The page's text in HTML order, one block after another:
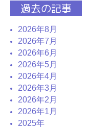
過去の記事
2026年8月
2026年7月
2026年6月
2026年5月
2026年4月
2026年3月
2026年2月
2026年1月
2025年